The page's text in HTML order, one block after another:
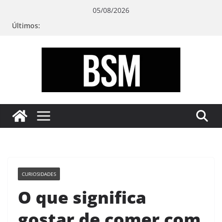
05/08/2026
Últimos:
sua
Mente
CURIOSIDADES
O que significa